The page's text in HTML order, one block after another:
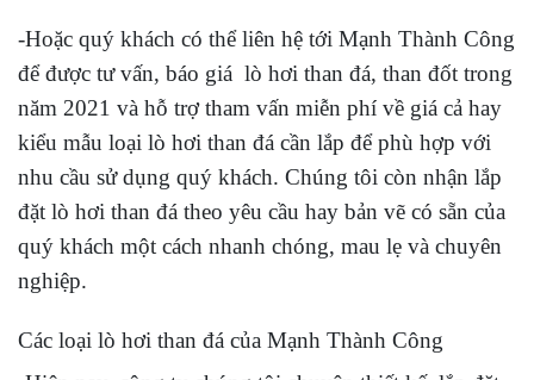
-Hoặc quý khách có thể liên hệ tới Mạnh Thành Công
để được tư vấn, báo giá lò hơi than đá, than đốt trong
năm 2021 và hỗ trợ tham vấn miễn phí về giá cả hay
kiểu mẫu loại lò hơi than đá cần lắp để phù hợp với
nhu cầu sử dụng quý khách. Chúng tôi còn nhận lắp
đặt lò hơi than đá theo yêu cầu hay bản vẽ có sẵn của
quý khách một cách nhanh chóng, mau lẹ và chuyên
nghiệp.
Các loại lò hơi than đá của Mạnh Thành Công